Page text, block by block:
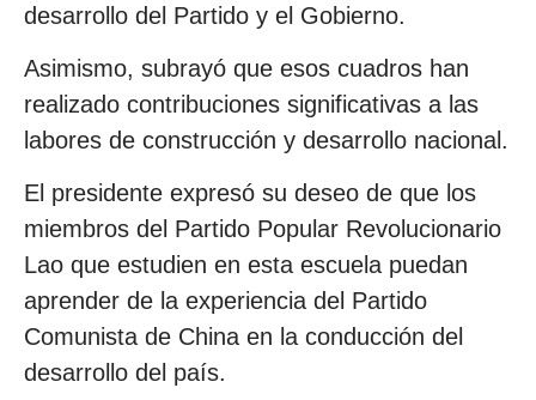
desarrollo del Partido y el Gobierno.
Asimismo, subrayó que esos cuadros han
realizado contribuciones significativas a las
labores de construcción y desarrollo nacional.
El presidente expresó su deseo de que los
miembros del Partido Popular Revolucionario
Lao que estudien en esta escuela puedan
aprender de la experiencia del Partido
Comunista de China en la conducción del
desarrollo del país.